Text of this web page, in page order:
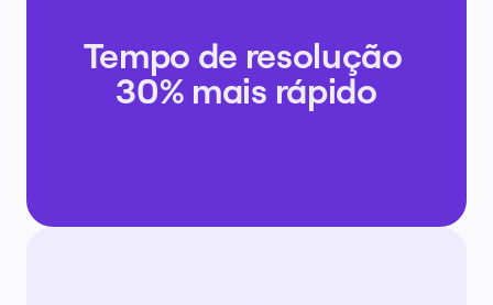
Tempo de resolução
30% mais rápido